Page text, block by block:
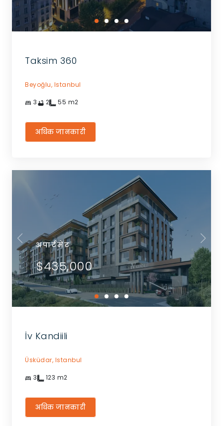
Taksim 360
Beyoğlu, Istanbul
3 2 55 m2
अधिक जानकारी
अपार्टमेंट
$435,000
İv Kandiili
Üsküdar, Istanbul
3 123 m2
अधिक जानकारी